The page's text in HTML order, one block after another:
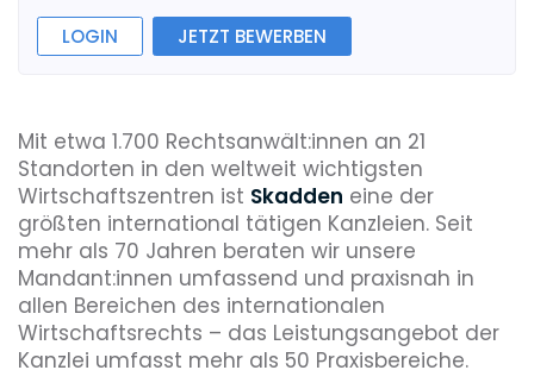
LOGIN JETZT BEWERBEN
Mit etwa 1.700 Rechtsanwält:innen an 21
Standorten in den weltweit wichtigsten
Wirtschaftszentren ist Skadden eine der
größten international tätigen Kanzleien. Seit
mehr als 70 Jahren beraten wir unsere
Mandant:innen umfassend und praxisnah in
allen Bereichen des internationalen
Wirtschaftsrechts – das Leistungsangebot der
Kanzlei umfasst mehr als 50 Praxisbereiche.